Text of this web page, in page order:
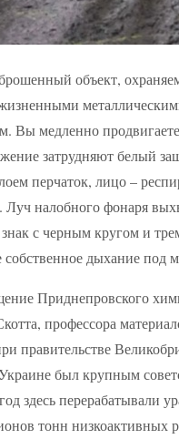
объект,
Вы медленно
затрудняют белый
перчаток, лицо –
Луч налобного фонаря
с черным кругом и
дыхание под
Приднепровского
профессора
правительстве
был крупным
здесь перерабатывали
тонн